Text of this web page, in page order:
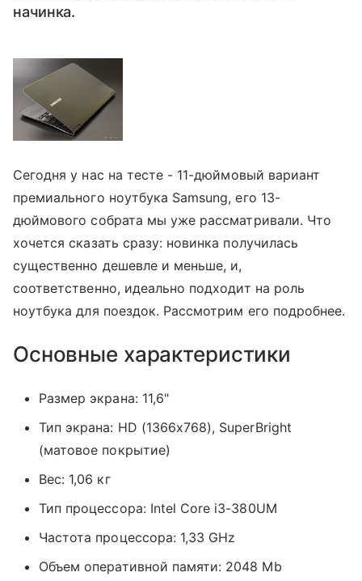
начинка.
Сегодня у нас на тесте - 11-дюймовый вариант
премиального ноутбука Samsung, его 13-
дюймового собрата мы уже рассматривали. Что
хочется сказать сразу: новинка получилась
существенно дешевле и меньше, и,
соответственно, идеально подходит на роль
ноутбука для поездок. Рассмотрим его подробнее.
Основные характеристики
Размер экрана: 11,6"
Тип экрана: HD (1366x768), SuperBright
(матовое покрытие)
Вес: 1,06 кг
Тип процессора: Intel Core i3-380UM
Частота процессора: 1,33 GHz
Объем оперативной памяти: 2048 Mb